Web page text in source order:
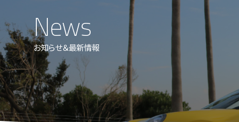
News
お知らせ＆最新情報